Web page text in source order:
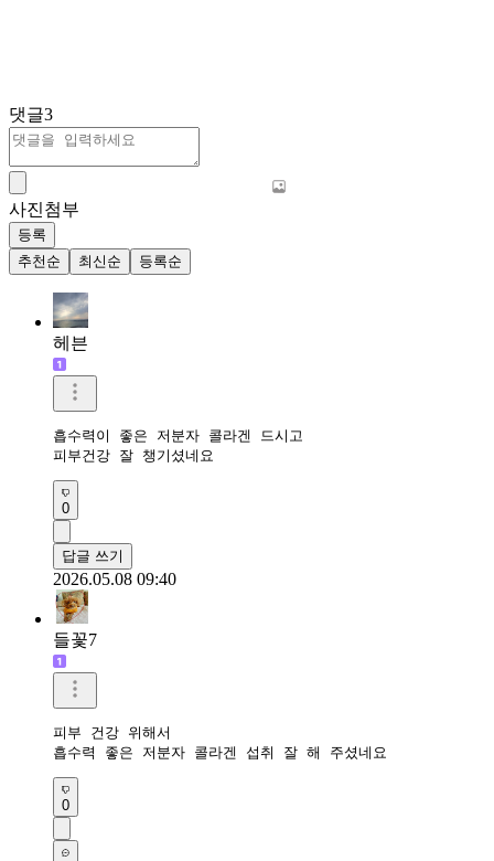
댓글3
사진첨부
등록
추천순
최신순 등록순
헤븐
흡수력이 좋은 저분자 콜라겐 드시고
피부건강 잘 챙기셨네요
0
답글 쓰기
2026.05.08 09:40
들꽃7
피부 건강 위해서
흡수력 좋은 저분자 콜라겐 섭취 잘 해 주셨네요
0